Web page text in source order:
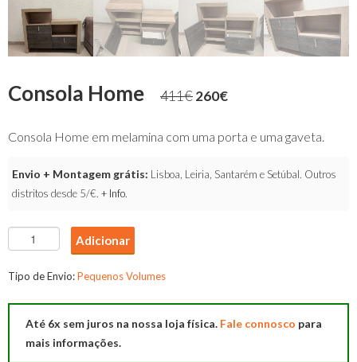
Consola Home 411€260€
Consola Home em melamina com uma porta e uma gaveta.
Envio + Montagem grátis: Lisboa, Leiria, Santarém e Setúbal. Outros
distritos desde 5/€. + Info.
Quantidade
de
Consola
Adicionar
Tipo de Envio:Pequenos Volumes
Até 6x sem juros na nossa loja física. Fale connosco para
mais informações.